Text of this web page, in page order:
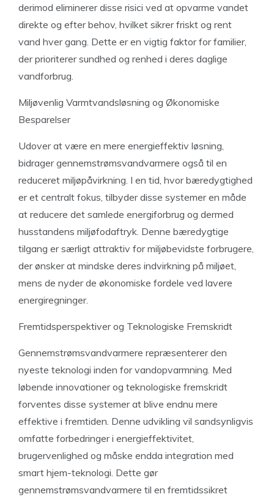
derimod eliminerer disse risici ved at opvarme vandet
direkte og efter behov, hvilket sikrer friskt og rent
vand hver gang. Dette er en vigtig faktor for familier,
der prioriterer sundhed og renhed i deres daglige
vandforbrug.
Miljøvenlig Varmtvandsløsning og Økonomiske
Besparelser
Udover at være en mere energieffektiv løsning,
bidrager gennemstrømsvandvarmere også til en
reduceret miljøpåvirkning. I en tid, hvor bæredygtighed
er et centralt fokus, tilbyder disse systemer en måde
at reducere det samlede energiforbrug og dermed
husstandens miljøfodaftryk. Denne bæredygtige
tilgang er særligt attraktiv for miljøbevidste forbrugere,
der ønsker at mindske deres indvirkning på miljøet,
mens de nyder de økonomiske fordele ved lavere
energiregninger.
Fremtidsperspektiver og Teknologiske Fremskridt
Gennemstrømsvandvarmere repræsenterer den
nyeste teknologi inden for vandopvarmning. Med
løbende innovationer og teknologiske fremskridt
forventes disse systemer at blive endnu mere
effektive i fremtiden. Denne udvikling vil sandsynligvis
omfatte forbedringer i energieffektivitet,
brugervenlighed og måske endda integration med
smart hjem-teknologi. Dette gør
gennemstrømsvandvarmere til en fremtidssikret